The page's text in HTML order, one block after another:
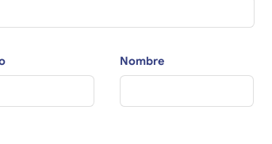
Nombre